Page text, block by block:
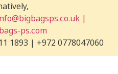
|
ps.com
1893 | +972 0778047060